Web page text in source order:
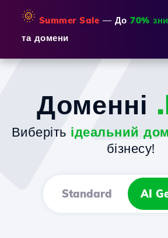
🌞 Summer Sale — До 70%
та домени
Доменні
Виберіть ідеальний
бізнесу!
Standard AI